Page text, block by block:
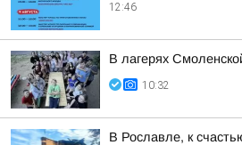
12:46
В лагерях
10:32
В Рославле, к